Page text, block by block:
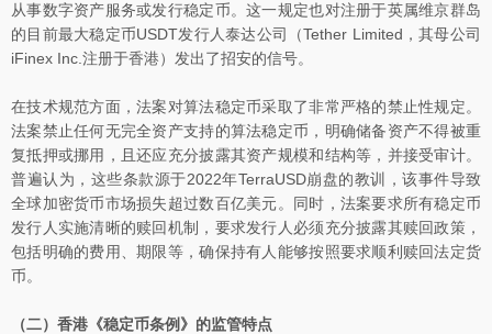
从事数字资产服务或发行稳定币。这一规定也对注册于英属维京群岛
的目前最大稳定币USDT发行人泰达公司（Tether Limited，其母公司
iFinex Inc.注册于香港）发出了招安的信号。
在技术规范方面，法案对算法稳定币采取了非常严格的禁止性规定。
法案禁止任何无完全资产支持的算法稳定币，明确储备资产不得被重
复抵押或挪用，且还应充分披露其资产规模和结构等，并接受审计。
普遍认为，这些条款源于2022年TerraUSD崩盘的教训，该事件导致
全球加密货币市场损失超过数百亿美元。同时，法案要求所有稳定币
发行人实施清晰的赎回机制，要求发行人必须充分披露其赎回政策，
包括明确的费用、期限等，确保持有人能够按照要求顺利赎回法定货
币。
（二）香港《稳定币条例》的监管特点